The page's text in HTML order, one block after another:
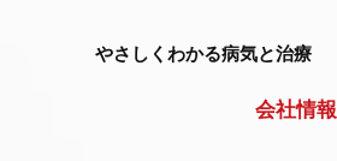
会社情報
やさしくわかる病気と治療